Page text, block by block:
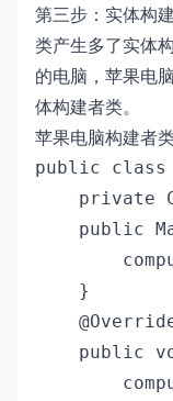
第三步：实体构
类产生多了实体
的电脑，苹果电
体构建者类。
苹果电脑构建者
public class
private
public
    }
public